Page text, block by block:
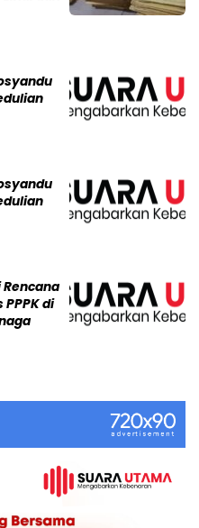
Rencana
di